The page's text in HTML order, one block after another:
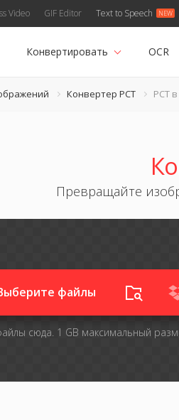
Video GIF Editor Text to Speech
Конвертировать OCR
Конвертер PCT PCT в
Превращайте
файлы
сюда. 1 GB максимальный